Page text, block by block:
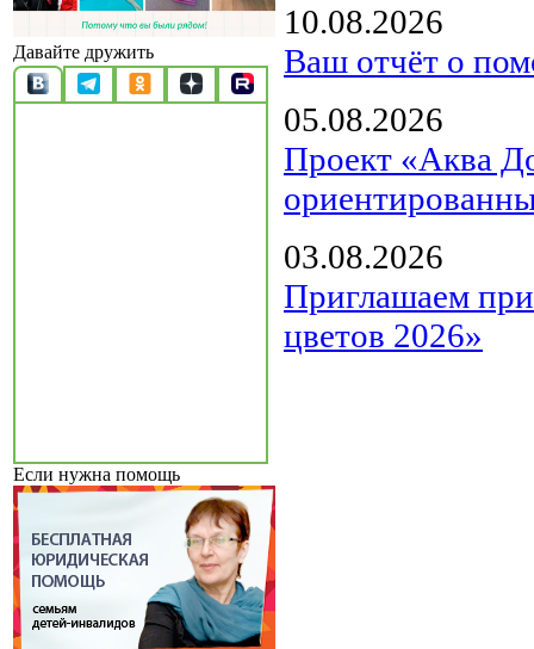
Давайте дружить
Если нужна помощь
10.08.2026
Ваш отчёт о
05.08.2026
Проект «Аква
03.08.2026
Приглашаем
цветов 2026»